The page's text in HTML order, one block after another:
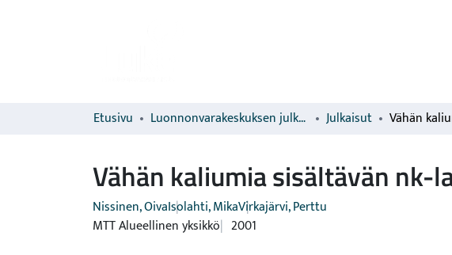
Etusivu Luonnonvarakeskuksen julkaisut Julkaisut
Vähän kaliumia sisältävän
Nissinen, OivaIsolahti, MikaVirkajärvi, Perttu
MTT Alueellinen yksikkö 2001